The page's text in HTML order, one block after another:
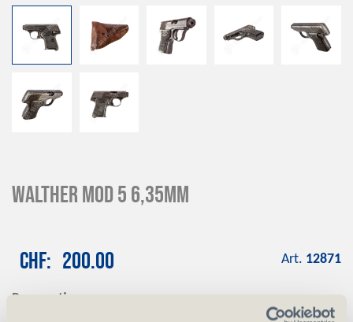
Walther mod 5 6,35mm
CHF 200.00
Reservation
Art. 12871